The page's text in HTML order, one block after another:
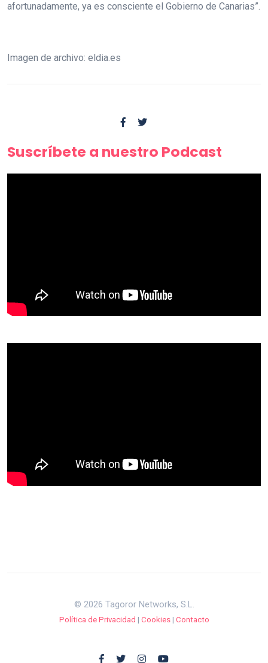
afortunadamente, ya es consciente el Gobierno de Canarias”.
Imagen de archivo: eldia.es
Suscríbete a nuestro Podcast
© 2026 Tagoror Networks, S.L.
Política de Privacidad | Cookies| Contacto